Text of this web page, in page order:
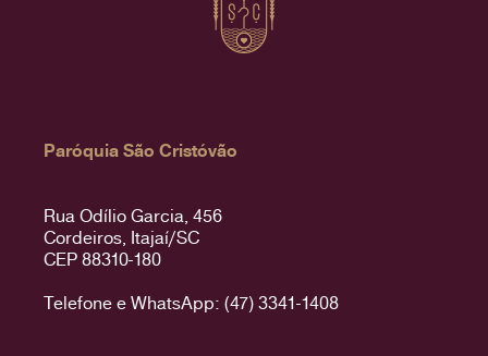
Paróquia São Cristóvão
Rua Odílio Garcia, 456
Cordeiros, Itajaí/SC
CEP 88310-180
Telefone e WhatsApp: (47) 3341-1408